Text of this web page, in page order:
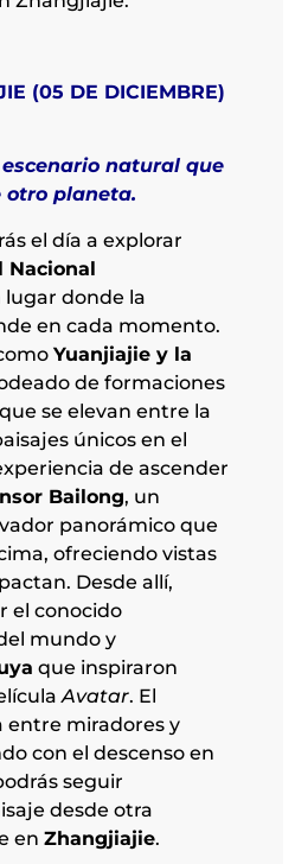
(05 DE DICIEMBRE)
natural que
otro planeta.
el día a explorar
Nacional
lugar donde la
en cada momento.
Yuanjiajie y la
de formaciones
se elevan entre la
únicos en el
de ascender
Bailong, un
panorámico que
ofreciendo vistas
Desde allí,
el conocido
mundo y
que inspiraron
Avatar. El
entre miradores y
con el descenso en
seguir
desde otra
en Zhangjiajie.